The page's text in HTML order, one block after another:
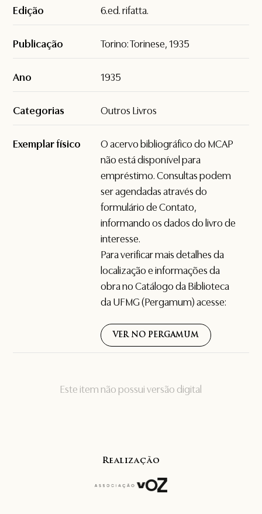
Este item não possui versão digital
Edição 6.ed. rifatta.
Publicação Torino: Torinese, 1935
Ano 1935
Categorias Outros Livros
Exemplar físico
O acervo bibliográfico do MCAP
não está disponível para
empréstimo. Consultas podem
ser agendadas através do
formulário deContato,
informando os dados do livro de
interesse.
Para verificar mais detalhes da
localização e informações da
obra no Catálogo da Biblioteca
da UFMG (Pergamum) acesse:
VER NO PERGAMUM
Realização